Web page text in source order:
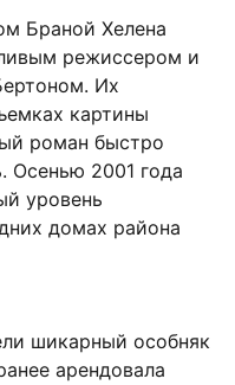
Браной Хелена
режиссером и
Их
картины
роман быстро
Осенью 2001 года
уровень
домах района
шикарный особняк
арендовала